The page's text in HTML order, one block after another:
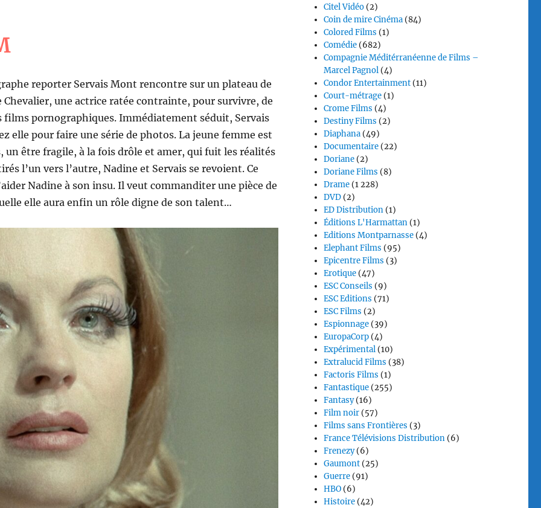
reporter Servais Mont rencontre sur un plateau de
une actrice ratée contrainte, pour survivre, de
films pornographiques. Immédiatement séduit, Servais
elle pour faire une série de photos. La jeune femme est
un être fragile, à la fois drôle et amer, qui fuit les réalités
l’un vers l’autre, Nadine et Servais se revoient. Ce
Nadine à son insu. Il veut commanditer une pièce de
elle aura enfin un rôle digne de son talent…
Citel Vidéo (2)
Coin de mire Cinéma (84)
Colored Films (1)
Comédie (682)
Compagnie Méditérranéenne de Films –
Marcel Pagnol (4)
Condor Entertainment (11)
Court-métrage (1)
Crome Films (4)
Destiny Films (2)
Diaphana (49)
Documentaire (22)
Doriane (2)
Doriane Films (8)
Drame (1 228)
DVD (2)
ED Distribution (1)
Éditions L'Harmattan (1)
Editions Montparnasse (4)
Elephant Films (95)
Epicentre Films (3)
Erotique (47)
ESC Conseils (9)
ESC Editions (71)
ESC Films (2)
Espionnage (39)
EuropaCorp (4)
Expérimental (10)
Extralucid Films (38)
Factoris Films (1)
Fantastique (255)
Fantasy(16)
Film noir (57)
Films sans Frontières (3)
France Télévisions Distribution (6)
Frenezy(6)
Gaumont (25)
Guerre (91)
HBO (6)
Histoire (42)